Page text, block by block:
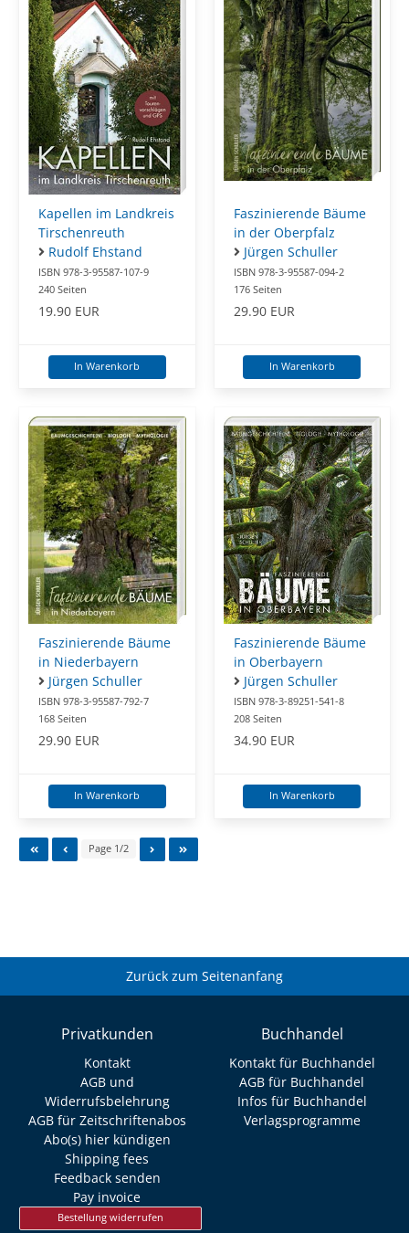
Kapellen im Landkreis
Tirschenreuth
Rudolf Ehstand
ISBN 978-3-95587-107-9
240 Seiten
19.90 EUR
In Warenkorb
Faszinierende Bäume
in der Oberpfalz
Jürgen Schuller
ISBN 978-3-95587-094-2
176 Seiten
29.90 EUR
In Warenkorb
Faszinierende Bäume
in Niederbayern
Jürgen Schuller
ISBN 978-3-95587-792-7
168 Seiten
29.90 EUR
In Warenkorb
Faszinierende Bäume
in Oberbayern
Jürgen Schuller
ISBN 978-3-89251-541-8
208 Seiten
34.90 EUR
In Warenkorb
Page 1/2
Zurück zum Seitenanfang
Privatkunden
Kontakt
AGB und
Widerrufsbelehrung
AGB für Zeitschriftenabos
Abo(s) hier kündigen
Shipping fees
Feedback senden
Pay invoice
Bestellung widerrufen
Buchhandel
Kontakt für Buchhandel
AGB für Buchhandel
Infos für Buchhandel
Verlagsprogramme